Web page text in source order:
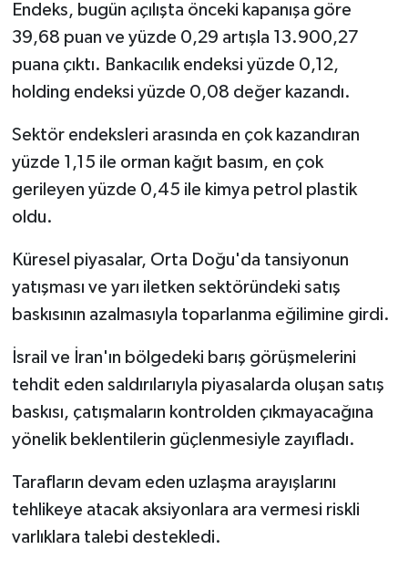
Endeks, bugün açılışta önceki kapanışa göre
39,68 puan ve yüzde 0,29 artışla 13.900,27
puana çıktı. Bankacılık endeksi yüzde 0,12,
holding endeksi yüzde 0,08 değer kazandı.
Sektör endeksleri arasında en çok kazandıran
yüzde 1,15 ile orman kağıt basım, en çok
gerileyen yüzde 0,45 ile kimya petrol plastik
oldu.
Küresel piyasalar, Orta Doğu'da tansiyonun
yatışması ve yarı iletken sektöründeki satış
baskısının azalmasıyla toparlanma eğilimine girdi.
İsrail ve İran'ın bölgedeki barış görüşmelerini
tehdit eden saldırılarıyla piyasalarda oluşan satış
baskısı, çatışmaların kontrolden çıkmayacağına
yönelik beklentilerin güçlenmesiyle zayıfladı.
Tarafların devam eden uzlaşma arayışlarını
tehlikeye atacak aksiyonlara ara vermesi riskli
varlıklara talebi destekledi.